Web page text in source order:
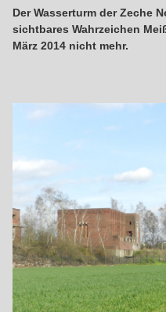
Der Wasserturm der Zeche
sichtbares Wahrzeichen
März 2014 nicht mehr.